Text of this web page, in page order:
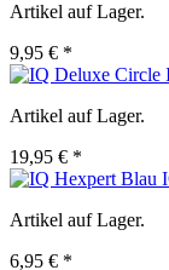
Artikel auf Lager.
9,95 € *
Artikel auf Lager.
19,95 € *
Artikel auf Lager.
6,95 € *